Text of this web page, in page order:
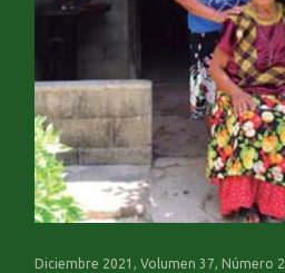
Diciembre 2021, Volumen 37, Número 2